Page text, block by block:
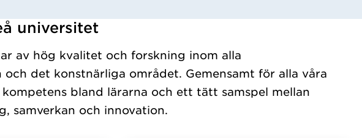
universitet
av hög kvalitet och forskning inom alla
och det konstnärliga området. Gemensamt för alla våra
bland lärarna och ett tätt samspel mellan
samverkan och innovation.